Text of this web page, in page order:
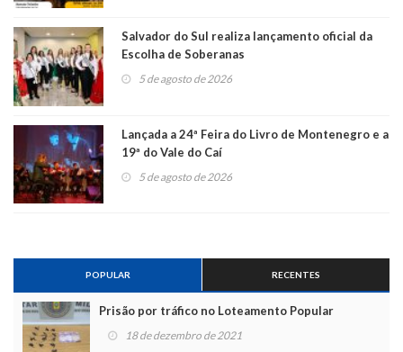
Salvador do Sul realiza lançamento oficial da
Escolha de Soberanas
5 de agosto de 2026
Lançada a 24ª Feira do Livro de Montenegro e a
19ª do Vale do Caí
5 de agosto de 2026
POPULAR RECENTES
Prisão por tráfico no Loteamento Popular
18 de dezembro de 2021